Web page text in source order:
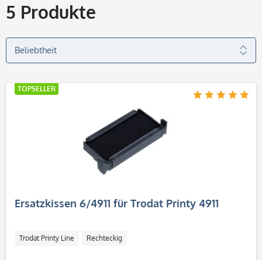
5 Produkte
TOPSELLER
Ersatzkissen 6/4911 für Trodat Printy 4911
Trodat Printy Line Rechteckig